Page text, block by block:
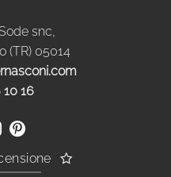
snc,
(TR) 05014
16